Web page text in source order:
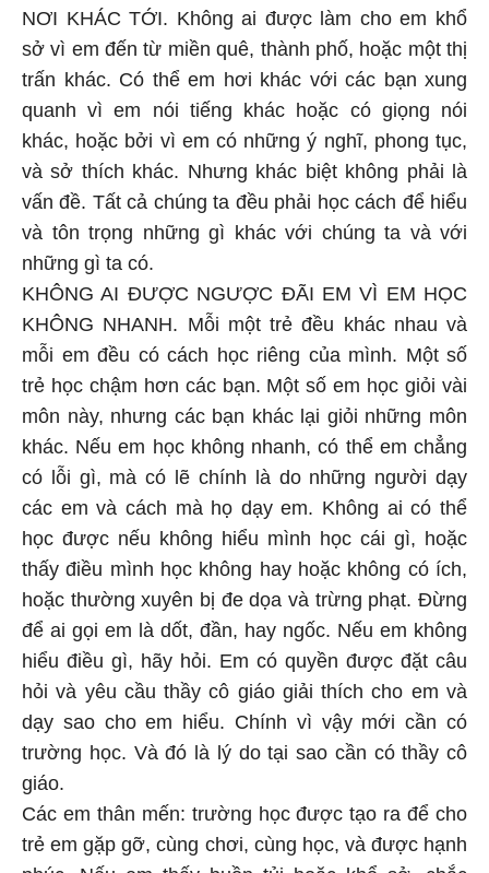
NƠI KHÁC TỚI. Không ai được làm cho em khổ
sở vì em đến từ miền quê, thành phố, hoặc một thị
trấn khác. Có thể em hơi khác với các bạn xung
quanh vì em nói tiếng khác hoặc có giọng nói
khác, hoặc bởi vì em có những ý nghĩ, phong tục,
và sở thích khác. Nhưng khác biệt không phải là
vấn đề. Tất cả chúng ta đều phải học cách để hiểu
và tôn trọng những gì khác với chúng ta và với
những gì ta có.
KHÔNG AI ĐƯỢC NGƯỢC ĐÃI EM VÌ EM HỌC
KHÔNG NHANH. Mỗi một trẻ đều khác nhau và
mỗi em đều có cách học riêng của mình. Một số
trẻ học chậm hơn các bạn. Một số em học giỏi vài
môn này, nhưng các bạn khác lại giỏi những môn
khác. Nếu em học không nhanh, có thể em chẳng
có lỗi gì, mà có lẽ chính là do những người dạy
các em và cách mà họ dạy em. Không ai có thể
học được nếu không hiểu mình học cái gì, hoặc
thấy điều mình học không hay hoặc không có ích,
hoặc thường xuyên bị đe dọa và trừng phạt. Đừng
để ai gọi em là dốt, đần, hay ngốc. Nếu em không
hiểu điều gì, hãy hỏi. Em có quyền được đặt câu
hỏi và yêu cầu thầy cô giáo giải thích cho em và
dạy sao cho em hiểu. Chính vì vậy mới cần có
trường học. Và đó là lý do tại sao cần có thầy cô
giáo.
Các em thân mến: trường học được tạo ra để cho
trẻ em gặp gỡ, cùng chơi, cùng học, và được hạnh